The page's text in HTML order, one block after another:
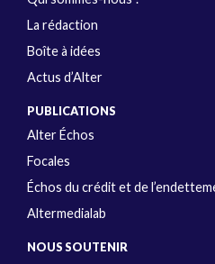
La rédaction
Boîte à idées
Actus d’Alter
PUBLICATIONS
Alter Échos
Focales
Échos du crédit et de
Altermedialab
NOUS SOUTENIR